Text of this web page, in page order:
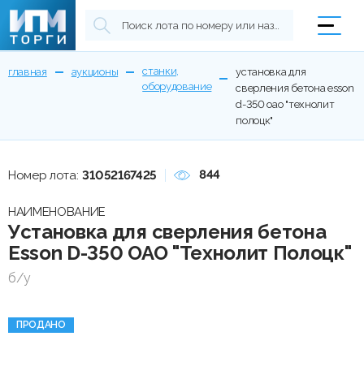
главная аукционы
станки,
оборудование
установка для
сверления бетона esson
d-350 оао "технолит
полоцк"
ПРОДАНО
Номер лота: 31052167425 844
НАИМЕНОВАНИЕ
Установка для сверления бетона
Esson D-350 ОАО "Технолит Полоцк"
б/у